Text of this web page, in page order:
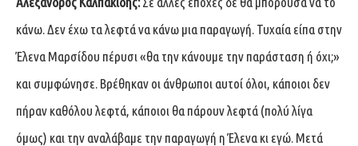
κάνω. Δεν έχω τα λεφτά να κάνω μια παραγωγή. Τυχαία είπα στην
Έλενα Μαρσίδου πέρυσι «θα την κάνουμε την παράσταση ή όχι;»
και συμφώνησε. Βρέθηκαν οι άνθρωποι αυτοί όλοι, κάποιοι δεν
πήραν καθόλου λεφτά, κάποιοι θα πάρουν λεφτά (πολύ λίγα
όμως) και την αναλάβαμε την παραγωγή η Έλενα κι εγώ. Μετά